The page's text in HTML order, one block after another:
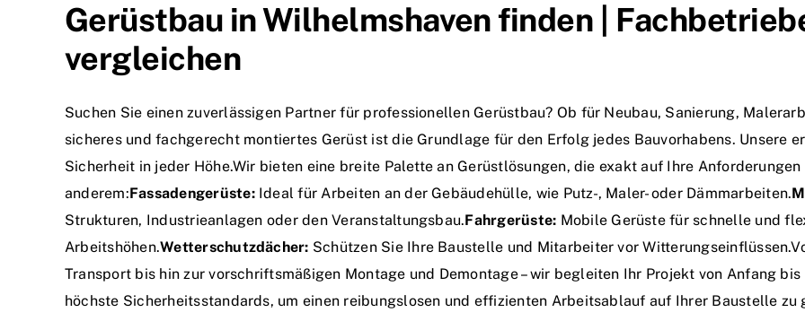
Gerüstbau in Wilhelmshaven finden |
vergleichen
Suchen Sie einen zuverlässigen Partner für professionellen Gerüstbau? Ob für Neubau, Sanierung,
sicheres und fachgerecht montiertes Gerüst ist die Grundlage für den Erfolg jedes Bauvorhabens. Unsere
Sicherheit in jeder Höhe.Wir bieten eine breite Palette an Gerüstlösungen, die exakt auf Ihre
anderem:Fassadengerüste:Ideal für Arbeiten an der Gebäudehülle, wie Putz-, Maler- oder Dämmarbeiten.
Strukturen, Industrieanlagen oder den Veranstaltungsbau.Fahrgerüste: Mobile Gerüste für schnelle und
Arbeitshöhen.Wetterschutzdächer: Schützen Sie Ihre Baustelle und Mitarbeiter vor
Transport bis hin zur vorschriftsmäßigen Montage und Demontage – wir begleiten Ihr Projekt von Anfang
höchste Sicherheitsstandards, um einen reibungslosen und effizienten Arbeitsablauf auf Ihrer Baustelle zu